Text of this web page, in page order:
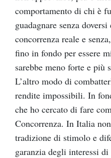
comportamento di chi è
guadagnare senza
concorrenza reale e
fino in fondo per essere
sarebbe meno forte e più
L’altro modo di
rendite impossibili. In
che ho cercato di fare
Concorrenza. In Italia
tradizione di stimolo e
garanzia degli interessi